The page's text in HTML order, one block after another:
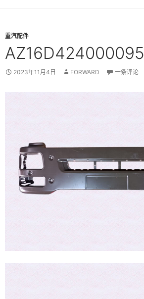
重汽配件
AZ16D424000095
2023年11月4日 FORWARD 一条评论